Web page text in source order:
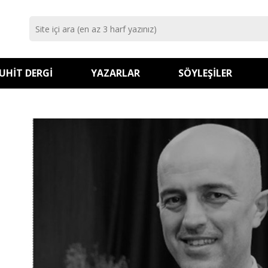
DERGI YAZARLAR SÖYLEŞILER